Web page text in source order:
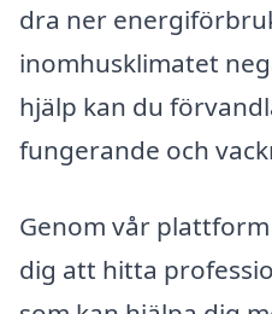
dra ner
inomhusklimatet
hjälp kan du
fungerande och
Genom vår
dig att hitta